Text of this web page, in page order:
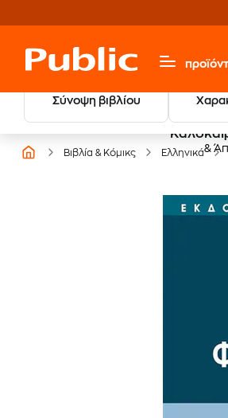
Σύνοψη βιβλίου
&
Βιβλία & Κόμικς Ελληνικά